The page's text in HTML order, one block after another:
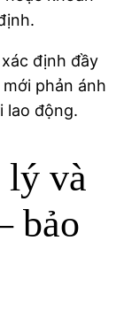
định đầy
phản ánh
lao động.
lý và
bảo